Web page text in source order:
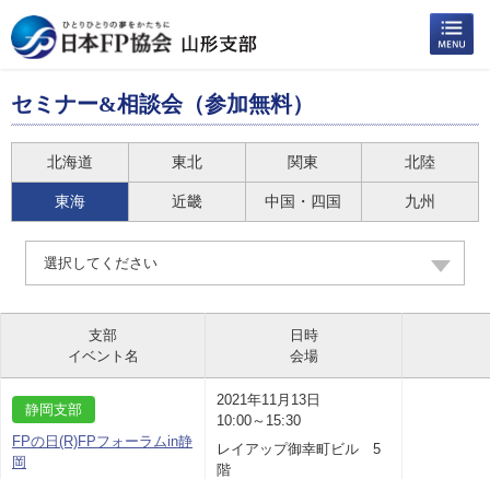
セミナー&相談会（参加無料）
北海道 東北 関東 北陸
東海 近畿 中国・四国 九州
選択してください
支部
イベント名
日時
会場
静岡支部
FPの日(R)FPフォーラムin静
岡
2021年11月13日
10:00～15:30
レイアップ御幸町ビル 5
階